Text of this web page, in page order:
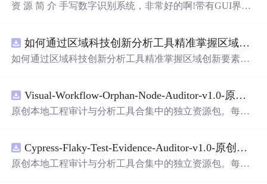
资 源 简 介 手写数字识别系统，非常好的啊!带有GUI界
带有直观的图形用户界面（GUI），非常容易使用。你只
需要将手写数字输入系统，它将立即给出准确的识别结
是一个非常方便和实用的工具，你一定会喜欢它的！
如何通过区域科技创新分析工具精准掌握区域创新要素分布与产业链融合现状？.docx
如何通过区域科技创新分析工具精准掌握区域创新要素分
Visual-Workflow-Orphan-Node-Auditor-v1.0-原创源码与文档.zip
原创本地工程审计与分析工具合集中的独立资源包。每个
README、运行说明、功能清单、MIT License及原创与授
权声明。解压后进入project目录，执行npm test验证算法，
Cypress-Flaky-Test-Evidence-Auditor-v1.0-原创源码与文档.zip
原创本地工程审计与分析工具合集中的独立资源包。每个